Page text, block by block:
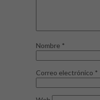
Nombre *
Correo electrónico *